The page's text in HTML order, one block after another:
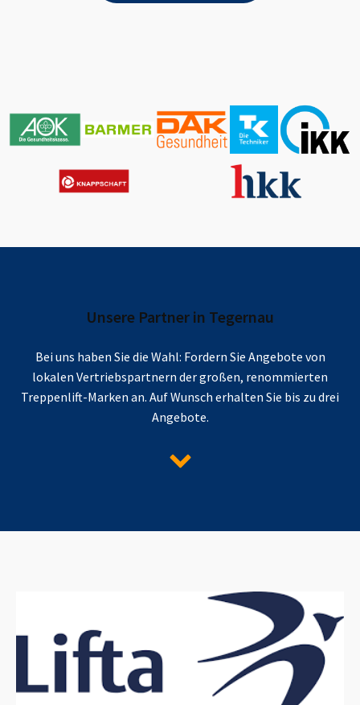
Unsere Partner in Tegernau
Bei uns haben Sie die Wahl: Fordern Sie Angebote von
lokalen Vertriebspartnern der großen, renommierten
Treppenlift-Marken an. Auf Wunsch erhalten Sie bis zu drei
Angebote.